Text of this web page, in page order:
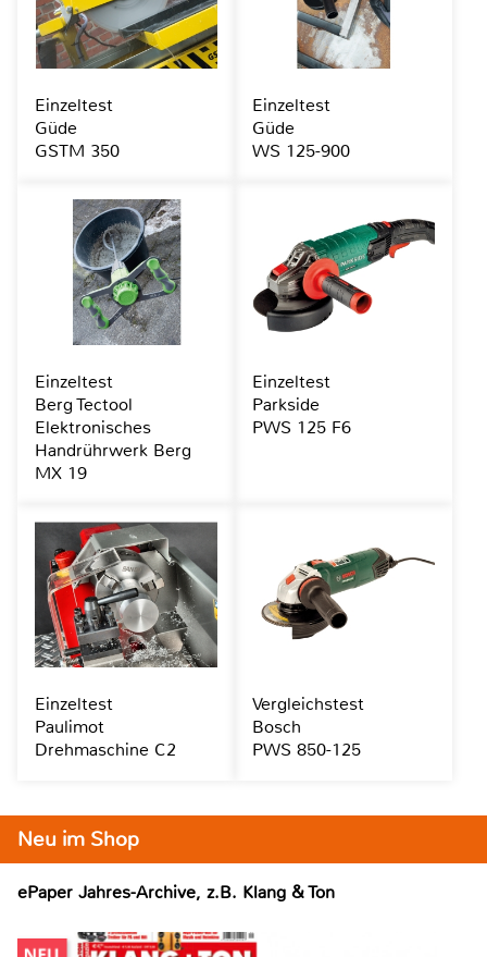
Neu im Shop
ePaper Jahres-Archive, z.B. Klang & Ton
Einzeltest
Güde
GSTM 350
Einzeltest
Güde
WS 125-900
Einzeltest
Berg Tectool
Elektronisches
Handrührwerk Berg
MX 19
Einzeltest
Parkside
PWS 125 F6
Einzeltest
Paulimot
Drehmaschine C2
Vergleichstest
Bosch
PWS 850-125